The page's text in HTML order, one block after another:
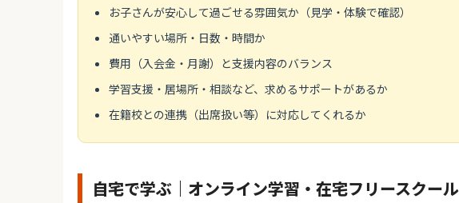
お子さんが安心して過ごせる雰囲気か（見学・体験で確認）
通いやすい場所・日数・時間か
費用（入会金・月謝）と支援内容のバランス
学習支援・居場所・相談など、求めるサポートがあるか
在籍校との連携（出席扱い等）に対応してくれるか
自宅で学ぶ｜オンライン学習・在宅フリースクール